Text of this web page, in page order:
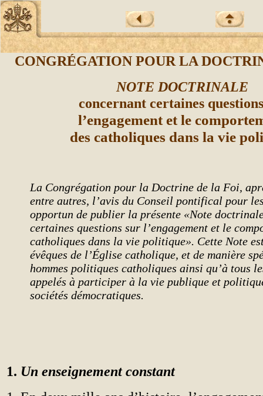
CONGRÉGATION POUR LA
NOTE DOCTRINALE
concernant certaines
l’engagement et le
des catholiques dans la vie
La Congrégation pour la Doctrine de la Foi,
entre autres, l’avis du Conseil pontifical pour
opportun de publier la présente «Note
certaines questions sur l’engagement et le
catholiques dans la vie politique». Cette Note
évêques de l’Église catholique, et de manière
hommes politiques catholiques ainsi qu’à tous
appelés à participer à la vie publique et
sociétés démocratiques.
1. Un enseignement constant